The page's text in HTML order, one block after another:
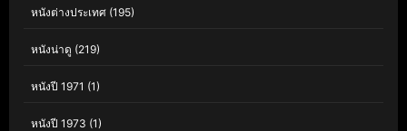
หนังต่างประเทศ (195)
หนังน่าดู (219)
หนังปี 1971 (1)
หนังปี 1973 (1)